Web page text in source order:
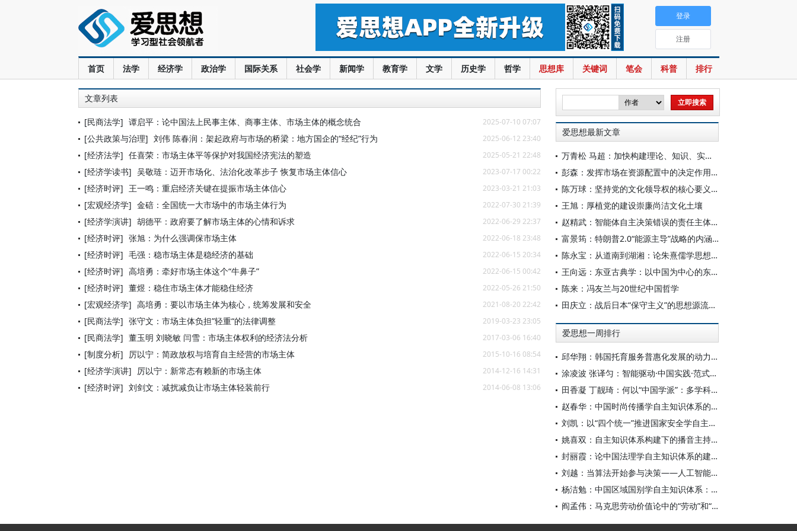
首页 法学 经济学 政治学 国际关系 社会学 新闻学 教育学 文学 历史学 哲学 思想库 关键词 笔会 科普 排行
登录
注册
文章列表
[民商法学] 谭启平：论中国法上民事主体、商事主体、市场主体的概念统合 2025-07-10 07:07
[公共政策与治理] 刘伟 陈春润：架起政府与市场的桥梁：地方国企的“经纪”行为 2025-06-12 23:40
[经济法学] 任喜荣：市场主体平等保护对我国经济宪法的塑造 2025-05-21 22:48
[经济学读书] 吴敬琏：迈开市场化、法治化改革步子 恢复市场主体信心 2023-07-17 00:22
[经济时评] 王一鸣：重启经济关键在提振市场主体信心 2023-03-21 21:03
[宏观经济学] 金碚：全国统一大市场中的市场主体行为 2022-07-30 21:39
[经济学演讲] 胡德平：政府要了解市场主体的心情和诉求 2022-06-29 22:37
[经济时评] 张旭：为什么强调保市场主体 2022-06-18 23:48
[经济时评] 毛强：稳市场主体是稳经济的基础 2022-06-15 20:34
[经济时评] 高培勇：牵好市场主体这个“牛鼻子” 2022-06-15 00:42
[经济时评] 董煜：稳住市场主体才能稳住经济 2022-05-26 21:50
[宏观经济学] 高培勇：要以市场主体为核心，统筹发展和安全 2021-08-20 22:42
[民商法学] 张守文：市场主体负担”轻重“的法律调整 2019-03-23 23:05
[民商法学] 董玉明 刘晓敏 闫雪：市场主体权利的经济法分析 2017-03-06 16:40
[制度分析] 厉以宁：简政放权与培育自主经营的市场主体 2015-10-16 08:54
[经济学演讲] 厉以宁：新常态有赖新的市场主体 2014-12-16 14:31
[经济时评] 刘剑文：减扰减负让市场主体轻装前行 2014-06-08 13:06
爱思想最新文章
万青松 马超：加快构建理论、知识、实践一体发展的区域国别自主知识体系
彭森：发挥市场在资源配置中的决定作用是中国改革的最基本经验
陈万球：坚持党的文化领导权的核心要义、历史必然性和科学方法
王旭：厚植党的建设崇廉尚洁文化土壤
赵精武：智能体自主决策错误的责任主体与边界
富景筠：特朗普2.0“能源主导”战略的内涵、举措与影响
陈永宝：从道南到湖湘：论朱熹儒学思想的演变
王向远：东亚古典学：以中国为中心的东亚学术文化共同体之建构
陈来：冯友兰与20世纪中国哲学
田庆立：战后日本“保守主义”的思想源流及核心价值探析
爱思想一周排行
邱华翔：韩国托育服务普惠化发展的动力机制、制度路径与政策效应
涂凌波 张译匀：智能驱动·中国实践·范式创新：“构建中国新闻传播学自主知识体系”专题研讨会综述
田香凝 丁靓琦：何以“中国学派”：多学科视野下中国特色新闻传播学建设的研究
赵春华：中国时尚传播学自主知识体系的内在逻辑与实践路径
刘凯：以“四个统一”推进国家安全学自主知识体系构建
姚喜双：自主知识体系构建下的播音主持高等专业教育研究
封丽霞：论中国法理学自主知识体系的建构
刘越：当算法开始参与决策——人工智能重塑全球治理的底层逻辑
杨洁勉：中国区域国别学自主知识体系：本原、借鉴和建构
阎孟伟：马克思劳动价值论中的“劳动”和“价值”概念